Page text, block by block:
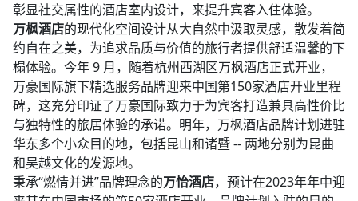
彰显社交属性的酒店室内设计，来提升宾客入住体验。​
万枫酒店的现代化空间设计从大自然中汲取灵感，散发着简
约自在之美，为追求品质与价值的旅行者提供舒适温馨的下
榻体验。今年 9 月，随着杭州西湖区万枫酒店正式开业，
万豪国际旗下精选服务品牌迎来中国第150家酒店开业里程
碑，这充分印证了万豪国际致力于为宾客打造兼具高性价比
与独特性的旅居体验的承诺。明年，万枫酒店品牌计划进驻
华东多个小众目的地，包括昆山和诸暨 -- 两地分别为昆曲
和吴越文化的发源地。​
秉承“燃情并进”品牌理念的万怡酒店，预计在2023年年中迎